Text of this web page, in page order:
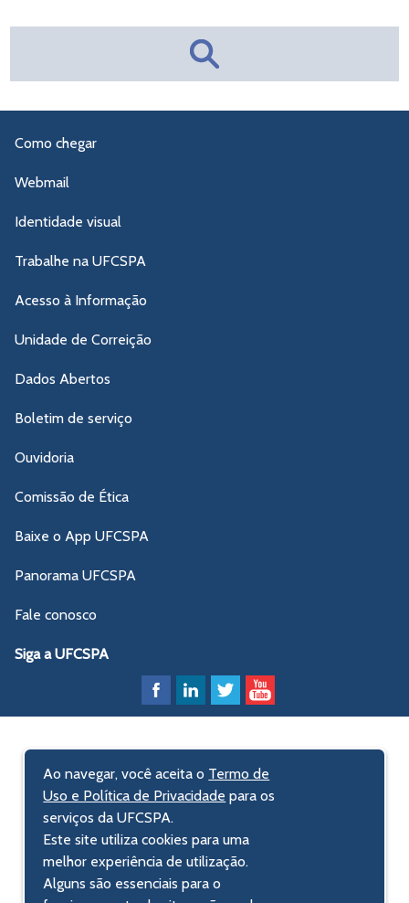
Como chegar
Webmail
Identidade visual
Trabalhe na UFCSPA
Acesso à Informação
Unidade de Correição
Dados Abertos
Boletim de serviço
Ouvidoria
Comissão de Ética
Baixe o App UFCSPA
Panorama UFCSPA
Fale conosco
Siga a UFCSPA
Ao navegar, você aceita o Termo de
Uso e Política de Privacidade para os
serviços da UFCSPA.
Este site utiliza cookies para uma
melhor experiência de utilização.
Alguns são essenciais para o